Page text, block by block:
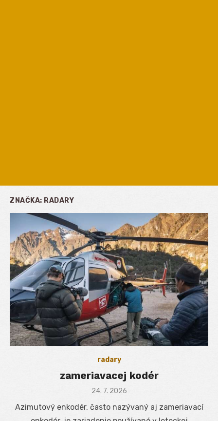
ZNAČKA: RADARY
radary
zameriavacej kodér
Posted
24. 7. 2026
Azimutový enkodér, často nazývaný aj zameriavací